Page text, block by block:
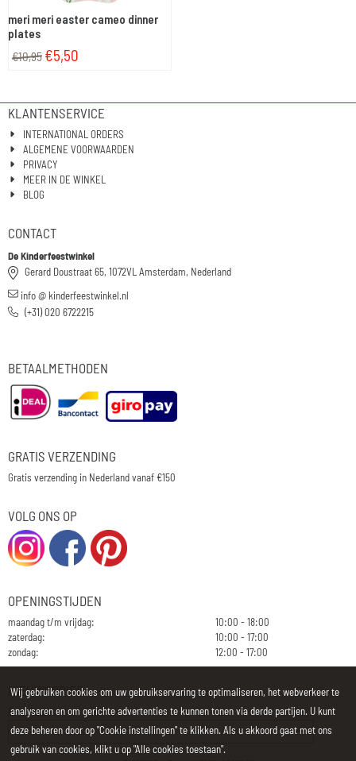
meri meri easter cameo dinner
plates
€10,95 €5,50
KLANTENSERVICE
INTERNATIONAL ORDERS
ALGEMENE VOORWAARDEN
PRIVACY
MEER IN DE WINKEL
BLOG
CONTACT
De Kinderfeestwinkel
Gerard Doustraat 65, 1072VL Amsterdam, Nederland
info @ kinderfeestwinkel.nl
(+31) 020 6722215
BETAALMETHODEN
GRATIS VERZENDING
Gratis verzending in Nederland vanaf €150
VOLG ONS OP
OPENINGSTIJDEN
maandag t/m vrijdag:
10:00 - 18:00
zaterdag:
10:00 - 17:00
zondag:
12:00 - 17:00
NIEUWSBRIEF
E-mailadres:
Wij gebruiken cookies om uw gebruikservaring te optimaliseren, het webverkeer te
analyseren en om gerichte advertenties te kunnen tonen via derde partijen. U kunt
deze beheren door op "Cookie instellingen" te klikken. Als u akkoord gaat met ons
gebruik van cookies, klikt u op "Alle cookies toestaan".